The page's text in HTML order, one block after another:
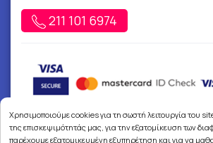
211 101 6974
Χρησιμοποιούμε cookies για τη σωστή λειτουργία του
της επισκεψιμότητάς μας, για την εξατομίκευση των
παρέχουμε εξατομικευμένη εξυπηρέτηση και για να